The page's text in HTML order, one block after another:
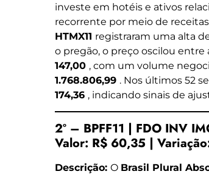
investe em hotéis e ativos
recorrente por meio de
HTMX11 registraram uma alta
o pregão, o preço oscilou entre
147,00 , com um volume
1.768.806,99 . Nos últimos 52
174,36 , indicando sinais de
2º – BPFF11 | FDO INV
Valor: R$ 60,35 |
Descrição: O Brasil Plural